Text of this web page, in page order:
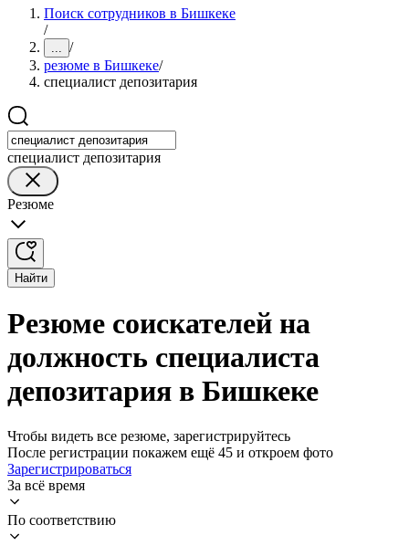
Поиск сотрудников в Бишкеке
/
... /
резюме в Бишкеке/
специалист депозитария
специалист депозитария
Резюме
Найти
Резюме соискателей на
должность специалиста
депозитария в Бишкеке
Чтобы видеть все резюме, зарегистрируйтесь
После регистрации покажем ещё 45 и откроем фото
Зарегистрироваться
За всё время
По соответствию